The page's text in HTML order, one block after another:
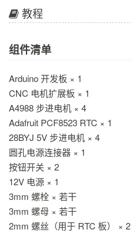
教程
组件清单
Arduino 开发板 × 1
CNC 电机扩展板 × 1
A4988 步进电机 × 4
Adafruit PCF8523 RTC × 1
28BYJ 5V 步进电机 × 4
圆孔电源连接器 × 1
按钮开关 × 2
12V 电源 × 1
3mm 螺栓 × 若干
3mm 螺母 × 若干
2mm 螺丝（用于 RTC 板） × 2